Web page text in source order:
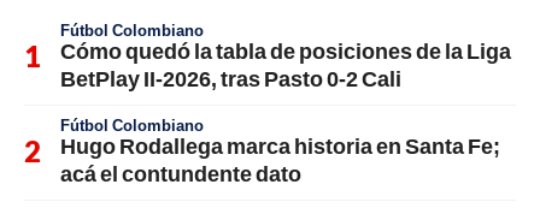
Fútbol Colombiano
Cómo quedó la tabla de posiciones de la Liga
BetPlay II-2026, tras Pasto 0-2 Cali
Fútbol Colombiano
Hugo Rodallega marca historia en Santa Fe;
acá el contundente dato